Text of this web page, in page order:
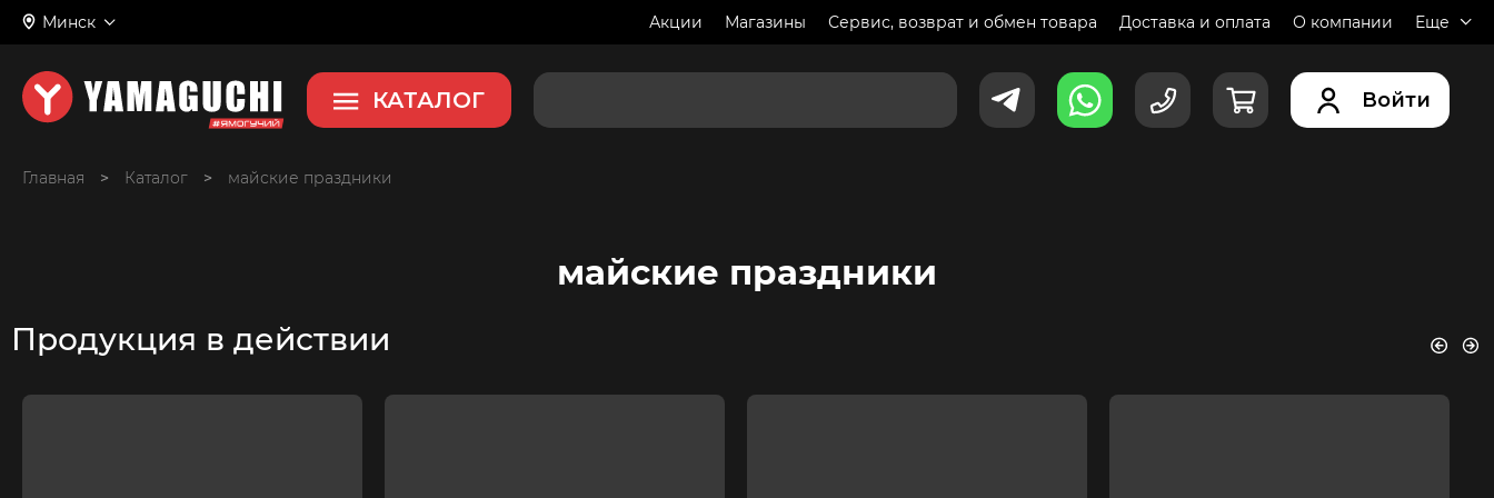
Минск Акции Магазины Сервис, возврат и обмен товара Доставка и оплата О компании Еще
КАТАЛОГ Войти
Главная > > майские праздники
майские праздники
Продукция в действии